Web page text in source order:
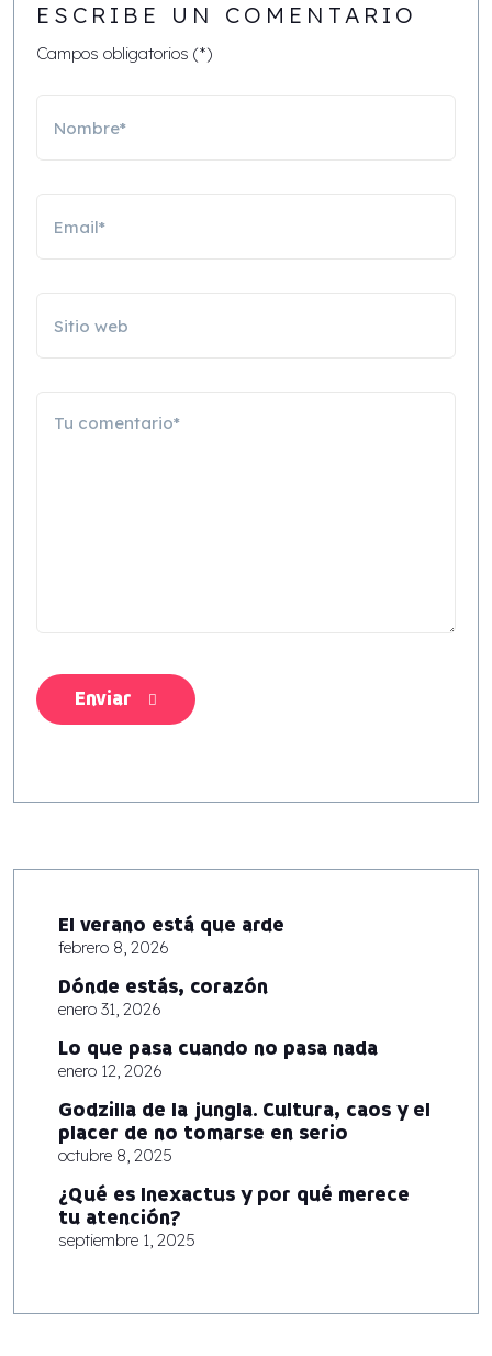
ESCRIBE UN COMENTARIO
Campos obligatorios (*)
Enviar
El verano está que arde
febrero 8, 2026
Dónde estás, corazón
enero 31, 2026
Lo que pasa cuando no pasa nada
enero 12, 2026
Godzilla de la jungla. Cultura, caos y el
placer de no tomarse en serio
octubre 8, 2025
¿Qué es Inexactus y por qué merece
tu atención?
septiembre 1, 2025